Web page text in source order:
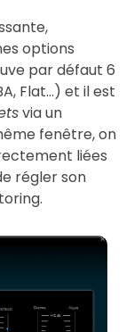
options
par défaut 6
Flat…) et il est
via un
fenêtre, on
liées
régler son